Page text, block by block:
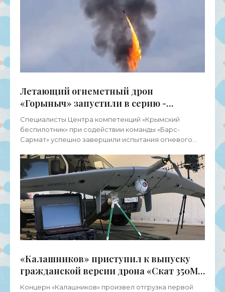
Летающий огнеметный дрон
«Горыныч» запустили в серию -
«Беспилотники»
Специалисты Центра компетенций «Крымский
беспилотник» при содействии команды «Барс-
Сармат» успешно завершили испытания огневого
известного как «Горыныч 2.0».
«Калашников» приступил к выпуску
гражданской версии дрона «Скат 350М»
- «Беспилотники»
Концерн «Калашников» произвел отгрузка первой